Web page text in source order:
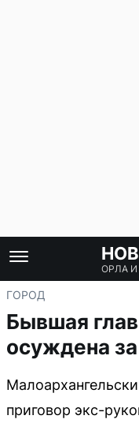
ОРЛА
ГОРОД
Бывшая
осуждена
приговор экс-